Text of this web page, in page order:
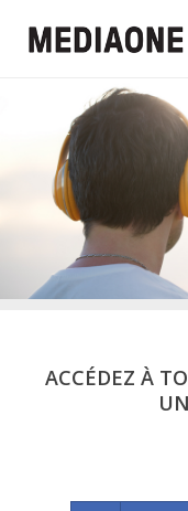
ACCÉDEZ À